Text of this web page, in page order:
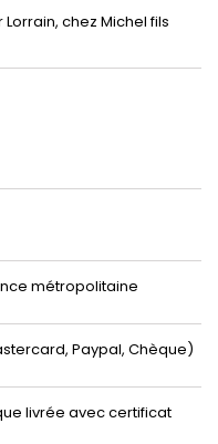
chez Michel fils
métropolitaine
Paypal, Chèque)
livrée avec certificat